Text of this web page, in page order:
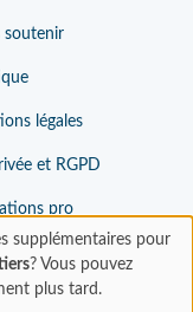
soutenir
légales
et RGPD
pro
supplémentaires pour
? Vous pouvez
plus tard.